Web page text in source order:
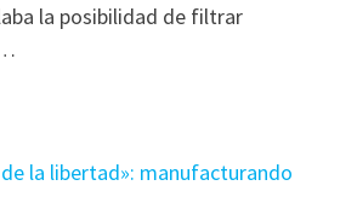
la posibilidad de filtrar